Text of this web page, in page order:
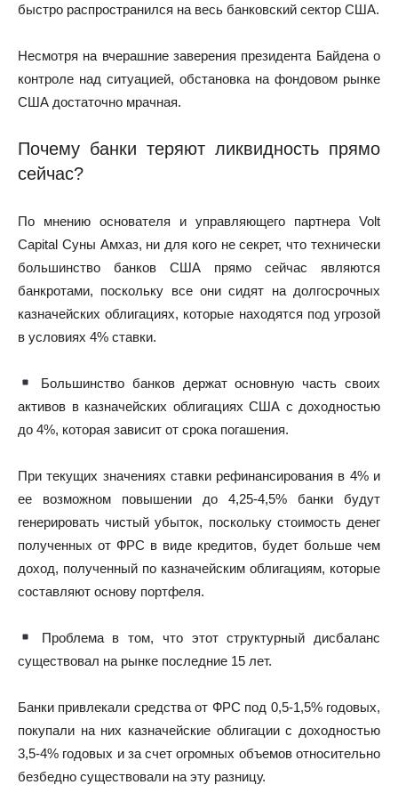
быстро распространился на весь банковский сектор США.
Несмотря на вчерашние заверения президента Байдена о
контроле над ситуацией, обстановка на фондовом рынке
США достаточно мрачная.
Почему банки теряют ликвидность прямо
сейчас?
По мнению основателя и управляющего партнера Volt
Capital Суны Амхаз, ни для кого не секрет, что технически
большинство банков США прямо сейчас являются
банкротами, поскольку все они сидят на долгосрочных
казначейских облигациях, которые находятся под угрозой
в условиях 4% ставки.
Большинство банков держат основную часть своих
активов в казначейских облигациях США с доходностью
до 4%, которая зависит от срока погашения.
При текущих значениях ставки рефинансирования в 4% и
ее возможном повышении до 4,25-4,5% банки будут
генерировать чистый убыток, поскольку стоимость денег
полученных от ФРС в виде кредитов, будет больше чем
доход, полученный по казначейским облигациям, которые
составляют основу портфеля.
Проблема в том, что этот структурный дисбаланс
существовал на рынке последние 15 лет.
Банки привлекали средства от ФРС под 0,5-1,5% годовых,
покупали на них казначейские облигации с доходностью
3,5-4% годовых и за счет огромных объемов относительно
безбедно существовали на эту разницу.